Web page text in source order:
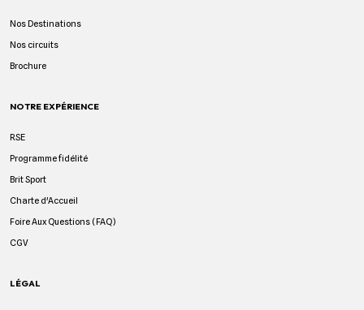
Nos Destinations
Nos circuits
Brochure
NOTRE EXPÉRIENCE
RSE
Programme fidélité
Brit Sport
Charte d'Accueil
Foire Aux Questions (FAQ)
CGV
LÉGAL